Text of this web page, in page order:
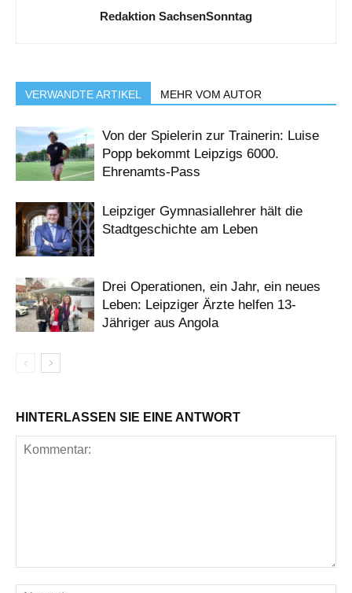
Redaktion SachsenSonntag
VERWANDTE ARTIKEL MEHR VOM AUTOR
Von der Spielerin zur Trainerin: Luise
Popp bekommt Leipzigs 6000.
Ehrenamts-Pass
Leipziger Gymnasiallehrer hält die
Stadtgeschichte am Leben
Drei Operationen, ein Jahr, ein neues
Leben: Leipziger Ärzte helfen 13-
Jähriger aus Angola
HINTERLASSEN SIE EINE ANTWORT